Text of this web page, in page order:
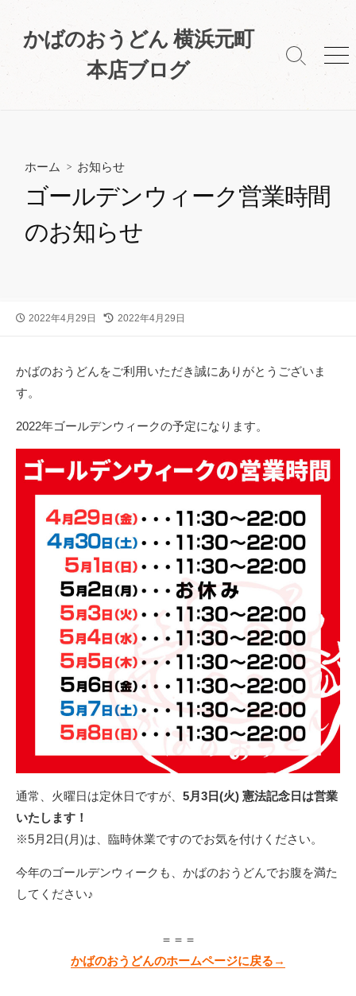
ン
かばのおうどん 横浜元町
本店ブログ
検
切
メ
ホーム > お知らせ
ゴールデンウィーク営業時間
のお知らせ
公
2022年4月29日
最
新
日
2022年4月29日
かばのおうどんをご利用いただき誠にありがとうございま
す。
2022年ゴールデンウィークの予定になります。
通常、火曜日は定休日ですが、 5月3日(火) 憲法記念日は営業
いたします！
※5月2日(月)は、臨時休業ですのでお気を付けください。
今年のゴールデンウィークも、かばのおうどんでお腹を満た
してください♪
＝＝＝
かばのおうどんのホームページに戻る→